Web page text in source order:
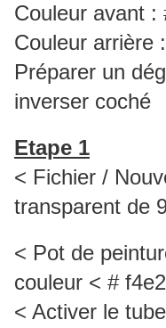
Couleur avant :
Couleur arrière
Préparer un
inverser coché
Etape 1
< Fichier /
transparent de
< Pot de
couleur < #
< Activer le